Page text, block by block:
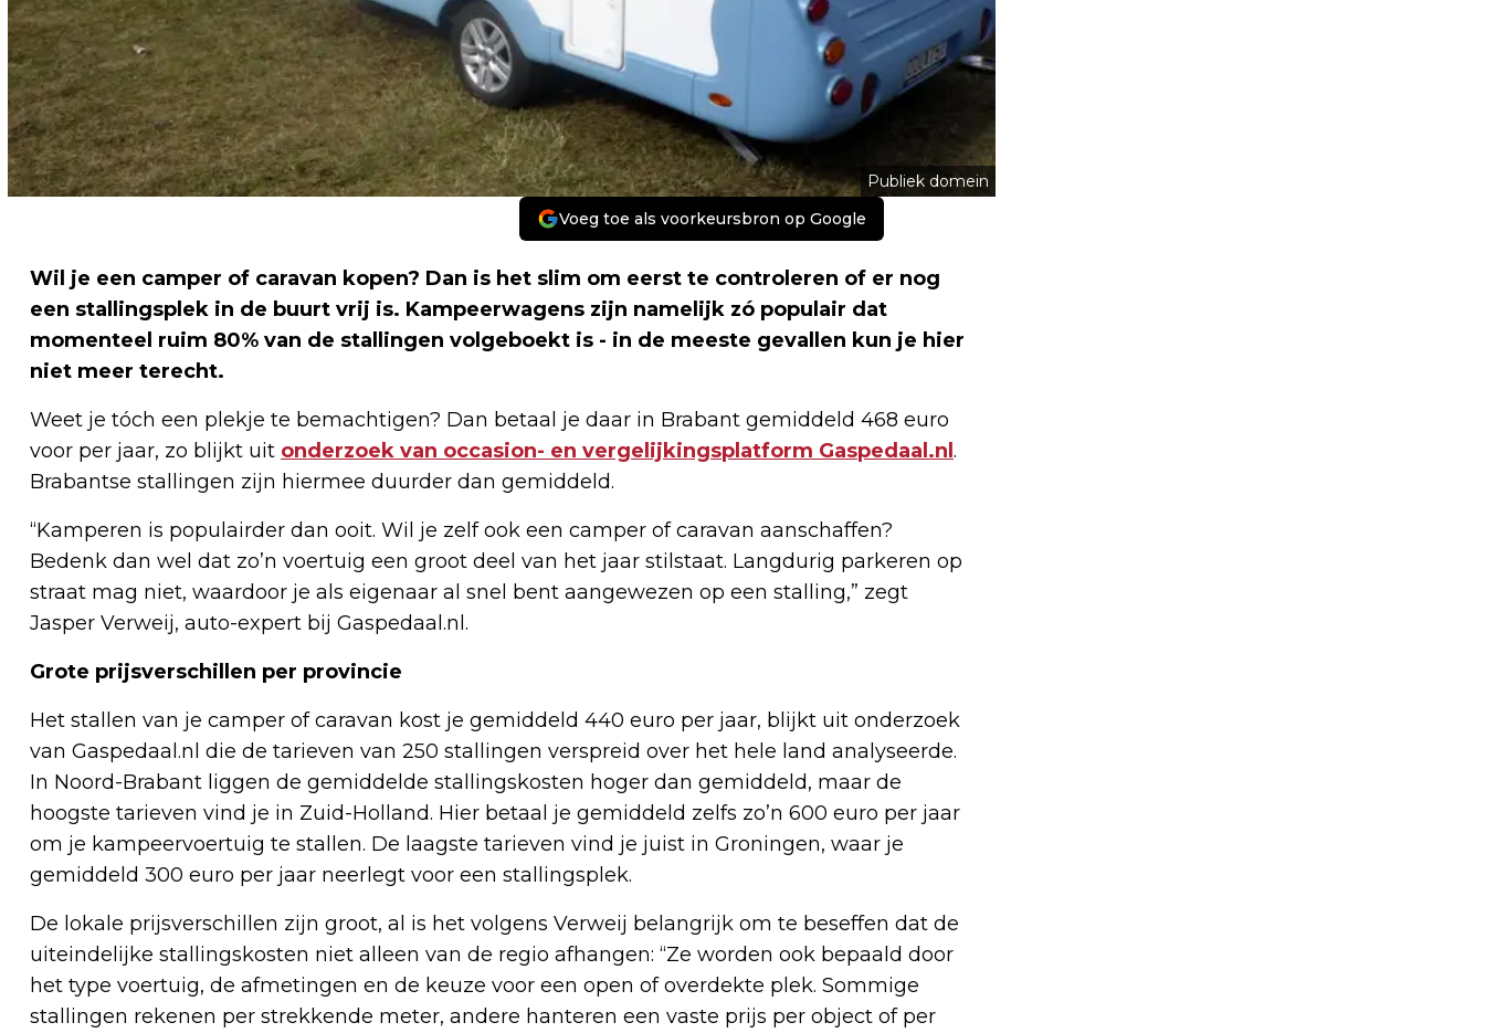
Publiek domein
Voeg toe als voorkeursbron op Google
Wil je een camper of caravan kopen? Dan is het slim om eerst te controleren of er nog
een stallingsplek in de buurt vrij is. Kampeerwagens zijn namelijk zó populair dat
momenteel ruim 80% van de stallingen volgeboekt is - in de meeste gevallen kun je hier
niet meer terecht.
Weet je tóch een plekje te bemachtigen? Dan betaal je daar in Brabant gemiddeld 468 euro
voor per jaar, zo blijkt uit onderzoek van occasion- en vergelijkingsplatform Gaspedaal.nl .
Brabantse stallingen zijn hiermee duurder dan gemiddeld.
“Kamperen is populairder dan ooit. Wil je zelf ook een camper of caravan aanschaffen?
Bedenk dan wel dat zo’n voertuig een groot deel van het jaar stilstaat. Langdurig parkeren op
straat mag niet, waardoor je als eigenaar al snel bent aangewezen op een stalling,” zegt
Jasper Verweij, auto-expert bij Gaspedaal.nl.
Grote prijsverschillen per provincie
Het stallen van je camper of caravan kost je gemiddeld 440 euro per jaar, blijkt uit onderzoek
van Gaspedaal.nl die de tarieven van 250 stallingen verspreid over het hele land analyseerde.
In Noord-Brabant liggen de gemiddelde stallingskosten hoger dan gemiddeld, maar de
hoogste tarieven vind je in Zuid-Holland. Hier betaal je gemiddeld zelfs zo’n 600 euro per jaar
om je kampeervoertuig te stallen. De laagste tarieven vind je juist in Groningen, waar je
gemiddeld 300 euro per jaar neerlegt voor een stallingsplek.
De lokale prijsverschillen zijn groot, al is het volgens Verweij belangrijk om te beseffen dat de
uiteindelijke stallingskosten niet alleen van de regio afhangen: “Ze worden ook bepaald door
het type voertuig, de afmetingen en de keuze voor een open of overdekte plek. Sommige
stallingen rekenen per strekkende meter, andere hanteren een vaste prijs per object of per